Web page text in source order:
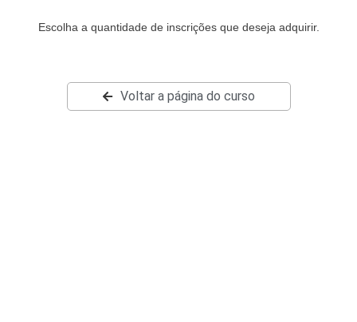
Escolha a quantidade de inscrições que deseja adquirir.
Voltar a página do curso